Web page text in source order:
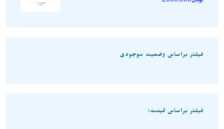
فیلتر براساس وضعیت موجودی
فیلتر براساس قیمت: